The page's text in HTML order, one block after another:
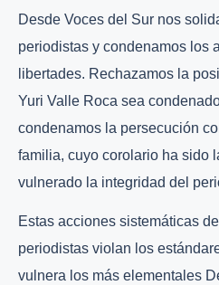
Desde Voces del Sur nos
periodistas y condenamos los
libertades. Rechazamos la
Yuri Valle Roca sea
condenamos la persecución
familia, cuyo corolario ha sido
vulnerado la integridad del
Estas acciones sistemáticas
periodistas violan los
vulnera los más elementales